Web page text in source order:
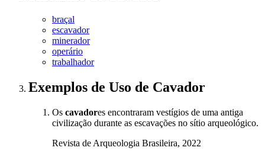
braçal
escavador
minerador
operário
trabalhador
Exemplos de Uso de Cavador
Os cavadores encontraram vestígios de uma antiga
civilização durante as escavações no sítio arqueológico.
Revista de Arqueologia Brasileira, 2022